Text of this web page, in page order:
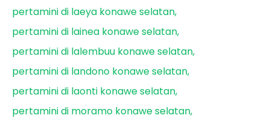
pertamini di laeya konawe selatan
pertamini di lainea konawe selatan
pertamini di lalembuu konawe selatan
pertamini di landono konawe selatan
pertamini di laonti konawe selatan
pertamini di moramo konawe selatan